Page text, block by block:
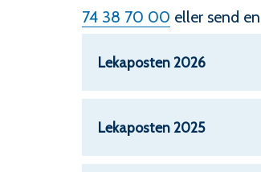
74 38 70 00 eller send
Lekaposten 2026
Lekaposten 2025